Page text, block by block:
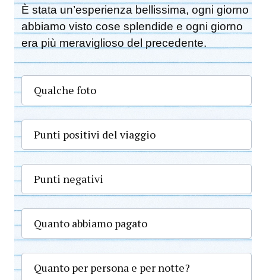
È stata un’esperienza bellissima, ogni giorno
abbiamo visto cose splendide e ogni giorno
era più meraviglioso del precedente.
Qualche foto
Punti positivi del viaggio
Punti negativi
Quanto abbiamo pagato
Quanto per persona e per notte?